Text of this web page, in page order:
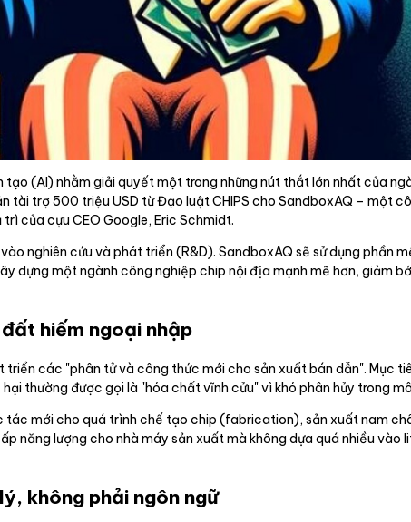
(AI) nhằm giải quyết một trong những nút thắt lớn nhất của
tài trợ 500 triệu USD từ Đạo luật CHIPS cho SandboxAQ – một
của cựu CEO Google, Eric Schmidt.
nghiên cứu và phát triển (R&D). SandboxAQ sẽ sử dụng phần
dựng một ngành công nghiệp chip nội địa mạnh mẽ hơn, giảm
hiếm ngoại nhập
triển các "phân tử và công thức mới cho sản xuất bán dẫn". Mục
thường được gọi là "hóa chất vĩnh cửu" vì khó phân hủy trong
mới cho quá trình chế tạo chip (fabrication), sản xuất nam
năng lượng cho nhà máy sản xuất mà không dựa quá nhiều vào
không phải ngôn ngữ